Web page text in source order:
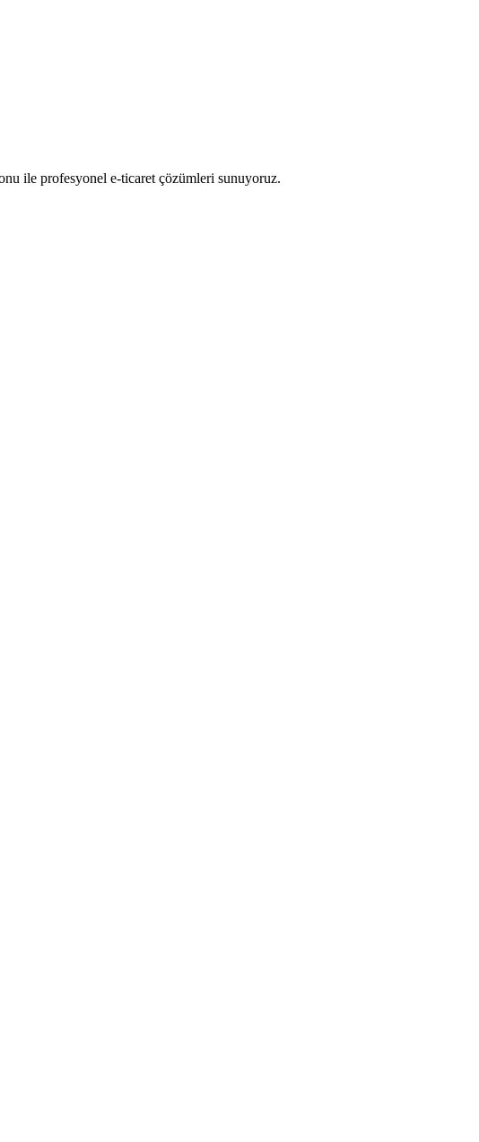
ile profesyonel e-ticaret çözümleri sunuyoruz.